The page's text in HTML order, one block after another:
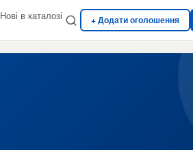
Нові в каталозі + Додати оголошення